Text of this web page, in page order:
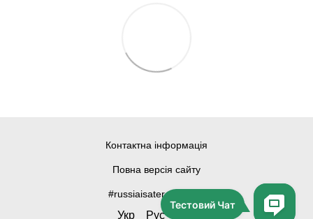
Контактна інформація
Повна версія сайту
#russiaisateroriststate
Укр Рус